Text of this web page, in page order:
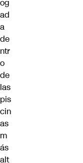
og
ad
a
de
ntr
o
de
las
pis
cin
as
m
ás
alt